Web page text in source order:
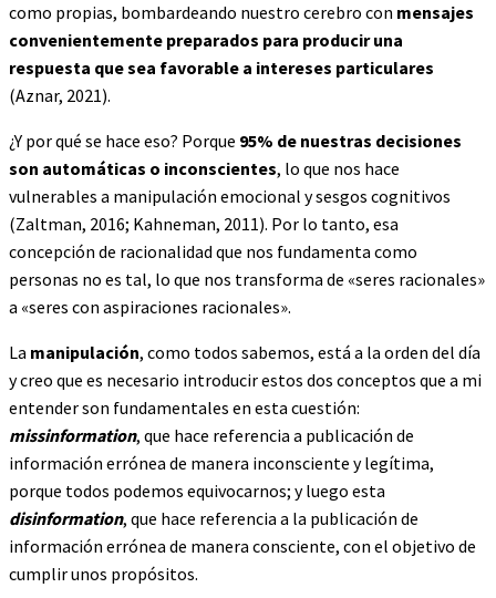
como propias, bombardeando nuestro cerebro con mensajes
convenientemente preparados para producir una
respuesta que sea favorable a intereses particulares
(Aznar, 2021).
¿Y por qué se hace eso? Porque 95% de nuestras decisiones
son automáticas o inconscientes, lo que nos hace
vulnerables a manipulación emocional y sesgos cognitivos
(Zaltman, 2016; Kahneman, 2011). Por lo tanto, esa
concepción de racionalidad que nos fundamenta como
personas no es tal, lo que nos transforma de «seres racionales»
a «seres con aspiraciones racionales».
La manipulación, como todos sabemos, está a la orden del día
y creo que es necesario introducir estos dos conceptos que a mi
entender son fundamentales en esta cuestión:
missinformation, que hace referencia a publicación de
información errónea de manera inconsciente y legítima,
porque todos podemos equivocarnos; y luego esta
disinformation, que hace referencia a la publicación de
información errónea de manera consciente, con el objetivo de
cumplir unos propósitos.